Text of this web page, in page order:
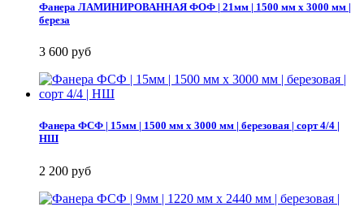
Фанера ЛАМИНИРОВАННАЯ ФОФ | 21мм | 1500 мм х 3000 мм |
береза
3 600 руб
Фанера ФСФ | 15мм | 1500 мм х 3000 мм | березовая | сорт 4/4 |
НШ
2 200 руб